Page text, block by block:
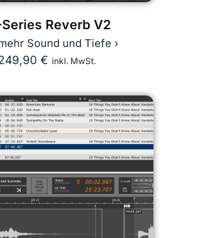
Series Reverb V2
Sound und Tiefe ›
€ inkl. MwSt.